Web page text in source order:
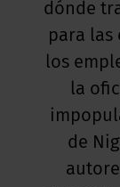
inspiración?
prácticos
& Events
dónde
para las
los
la
de